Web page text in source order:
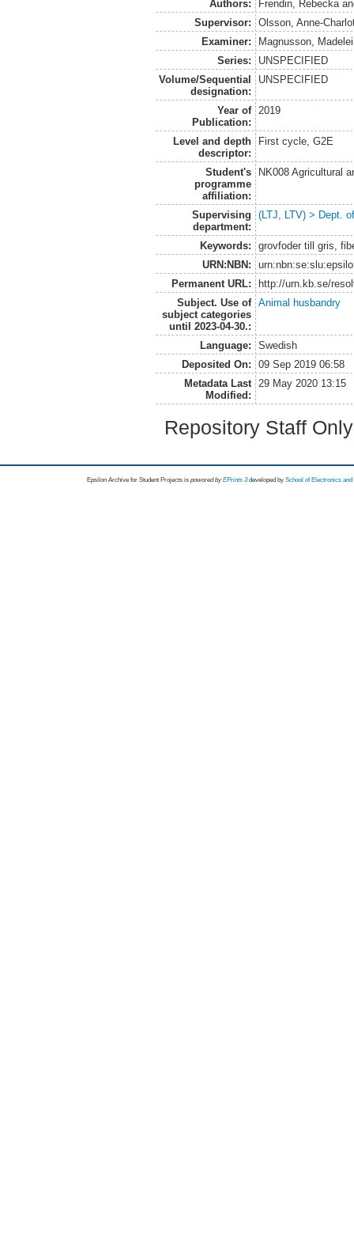
Authors:
Frendin, Rebecka
Supervisor:
Olsson, Anne-
Examiner:
Magnusson,
Series:
UNSPECIFIED
Volume/Sequential
designation:
UNSPECIFIED
Year of
Publication:
2019
Level and depth
descriptor:
First cycle, G2E
Student's
programme
affiliation:
NK008 Agricultural
Supervising
department:
(LTJ, LTV) > Dept.
Keywords:
grovfoder till gris,
URN:NBN:
Permanent URL:
http://urn.kb.se/
Subject. Use of
subject categories
until 2023-04-30.:
Animal husbandry
Language:
Swedish
Deposited On:
09 Sep 2019 06:58
Metadata Last
Modified:
29 May 2020 13:15
Repository Staff
Epsilon Archive for Student Projects is powored byEPrints 3 developed by School of Electronics